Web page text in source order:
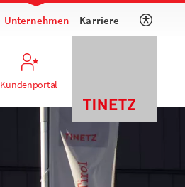
Unternehmen Karriere
Kundenportal